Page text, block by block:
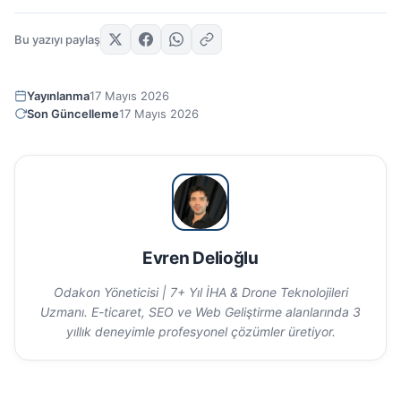
Bu yazıyı paylaş
Yayınlanma17 Mayıs 2026
Son Güncelleme17 Mayıs 2026
Evren Delioğlu
Odakon Yöneticisi | 7+ Yıl İHA & Drone Teknolojileri
Uzmanı. E-ticaret, SEO ve Web Geliştirme alanlarında 3
yıllık deneyimle profesyonel çözümler üretiyor.